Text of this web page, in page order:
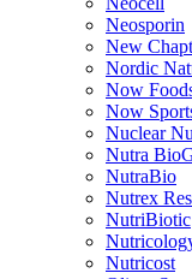
Neosporin
New
Nordic
Now
Now
Nuclear
Nutra
NutraBio
Nutrex
NutriBiotic
Nutricost